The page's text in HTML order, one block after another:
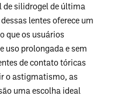
de silidrogel de última
lentes oferece um
que os usuários
uso prolongada e sem
de contato tóricas
o astigmatismo, as
uma escolha ideal